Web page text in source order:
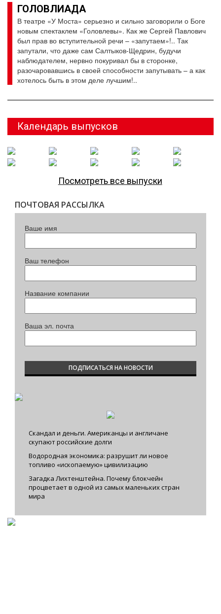
ГОЛОВЛИАДА
В театре «У Моста» серьезно и сильно заговорили о Боге
новым спектаклем «Головлевы». Как же Сергей Павлович
был прав во вступительной речи – «запутаем»!.. Так
запутали, что даже сам Салтыков-Щедрин, будучи
наблюдателем, нервно покуривал бы в сторонке,
разочаровавшись в своей способности запутывать – а как
хотелось быть в этом деле лучшим!..
Календарь выпусков
Посмотреть все выпуски
ПОЧТОВАЯ РАССЫЛКА
Ваше имя
Ваш телефон
Название компании
Ваша эл. почта
Скандал и деньги. Американцы и англичане
скупают российские долги
Водородная экономика: разрушит ли новое
топливо «ископаемую» цивилизацию
Загадка Лихтенштейна. Почему блокчейн
процветает в одной из самых маленьких стран
мира